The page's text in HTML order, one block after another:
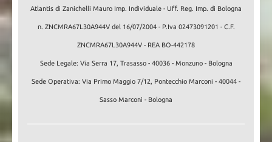
Atlantis di Zanichelli Mauro Imp. Individuale - Uff. Reg. Imp. di Bologna
n. ZNCMRA67L30A944V del 16/07/2004 - P.Iva 02473091201 - C.F.
ZNCMRA67L30A944V - REA BO-442178
Sede Legale: Via Serra 17, Trasasso - 40036 - Monzuno - Bologna
Sede Operativa: Via Primo Maggio 7/12, Pontecchio Marconi - 40044 -
Sasso Marconi - Bologna